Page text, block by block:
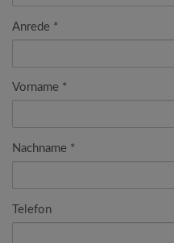
Anrede
Vorname
Nachname
Telefon